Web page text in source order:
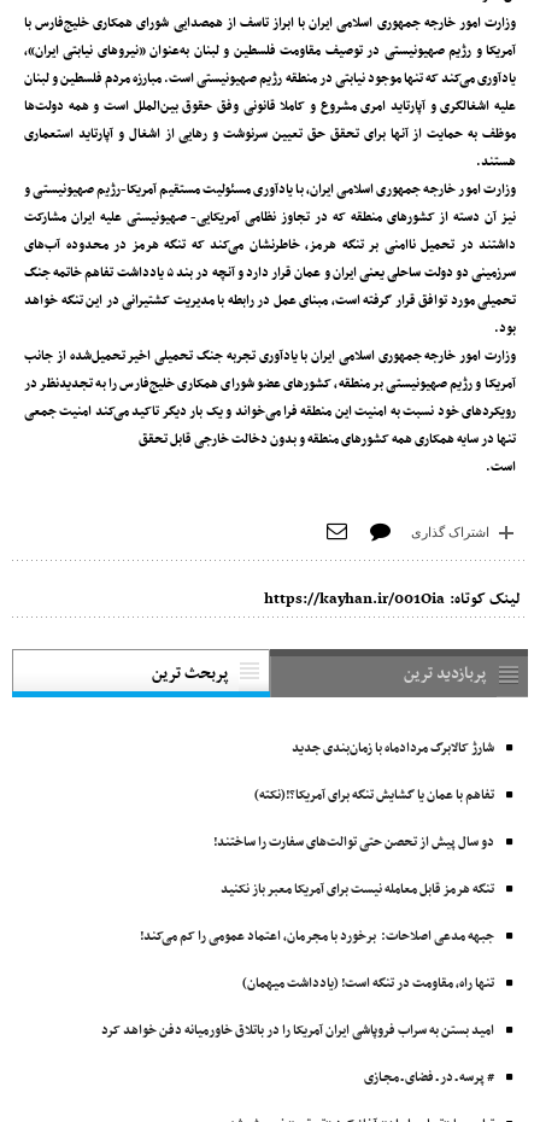
وزارت امور خارجه جمهوری اسلامی ایران با ابراز تاسف از همصدایی شورای همکاری خلیج‌فارس با
آمریکا و رژیم صهیونیستی در توصیف مقاومت فلسطین و لبنان به‌عنوان «نیروهای نیابتی ایران»،
یادآوری می‌کند که تنها موجود نیابتی در منطقه رژیم صهیونیستی است‌. مبارزه مردم فلسطین و لبنان
علیه اشغالگری و آپارتاید امری مشروع و کاملا قانونی وفق حقوق بین‌الملل است و همه دولت‌ها
موظف به حمایت از آنها برای تحقق حق تعیین سرنوشت و رهایی از اشغال و آپارتاید استعماری
هستند.
وزارت امور خارجه جمهوری اسلامی ایران، با یادآوری مسئولیت مستقیم آمریکا-رژیم صهیونیستی و
نیز آن دسته از کشورهای منطقه که در تجاوز نظامی آمریکایی- صهیونیستی علیه ایران مشارکت
داشتند در تحمیل ناامنی بر تنگه هرمز، خاطرنشان می‌کند که تنگه هرمز در محدوده آب‌های
سرزمینی دو دولت ساحلی یعنی ایران و عمان قرار دارد و آنچه در بند ۵ یادداشت تفاهم خاتمه جنگ
تحمیلی مورد توافق قرار گرفته است، مبنای عمل در رابطه با مدیریت کشتیرانی در این تنگه خواهد
بود.
وزارت امور خارجه جمهوری اسلامی ایران با یادآوری تجربه جنگ تحمیلی اخیر تحمیل‌شده از جانب
آمریکا و رژیم صهیونیستی بر منطقه، کشورهای عضو شورای همکاری خلیج‌فارس را به تجدیدنظر در
رویکردهای خود نسبت به امنیت این منطقه فرا می‌خواند و یک بار دیگر تاکید می‌کند امنیت جمعی
تنها در سایه همکاری همه کشورهای منطقه و بدون دخالت خارجی قابل تحقق
است.
اشتراک گذاری
لینک کوتاه: https://kayhan.ir/001Oia
پربازدید ترین پربحث ترین
شارژ کالابرگ مردادماه با زمان‌بندی جدید
تفاهم با عمان یا گشایش تنگه برای آمریکا؟!(نکته)
دو سال پیش از تحصن حتی توالت‌های سفارت را ساختند!
تنگه هرمز قابل معامله نیست برای آمریکا معبر باز نکنید
جبهه مدعی اصلاحات: برخورد با مجرمان، اعتماد عمومی را کم می‌کند!
تنها راه، مقاومت در تنگه است! (یادداشت میهمان)
امید بستن به سراب فروپاشی ایران آمریکا را در باتلاق خاورمیانه دفن خواهد کرد
# پرسه ـ در ـ فضای ـ مجـازی